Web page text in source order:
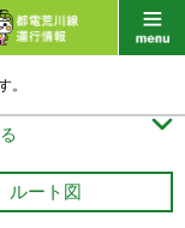
。

ルート図